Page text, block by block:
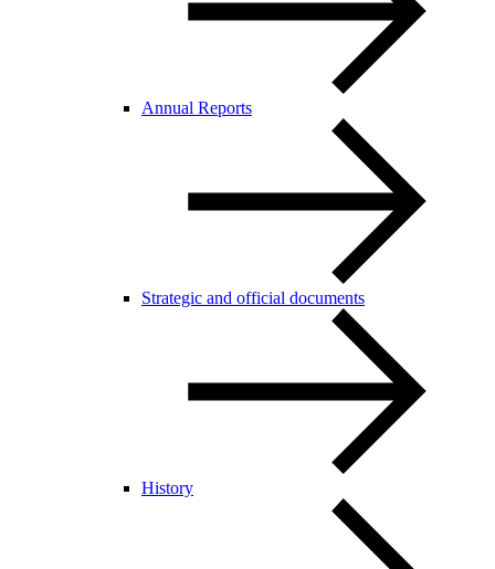
Annual Reports
Strategic and official documents
History